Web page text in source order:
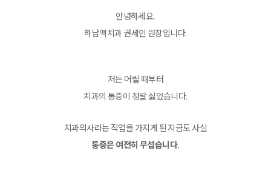
안녕하세요,
하남맥치과 권세인 원장입니다.
저는 어릴 때부터
치과의 통증이 정말 싫었습니다.
치과의사라는 직업을 가지게 된 지금도 사실
통증은 여전히 무섭습니다.